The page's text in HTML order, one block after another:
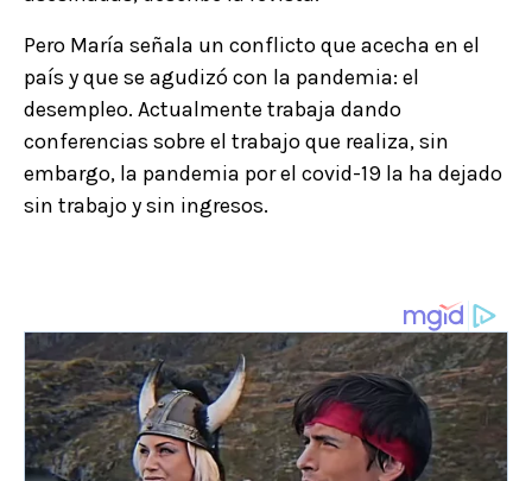
Pero María señala un conflicto que acecha en el
país y que se agudizó con la pandemia: el
desempleo. Actualmente trabaja dando
conferencias sobre el trabajo que realiza, sin
embargo, la pandemia por el covid-19 la ha dejado
sin trabajo y sin ingresos.